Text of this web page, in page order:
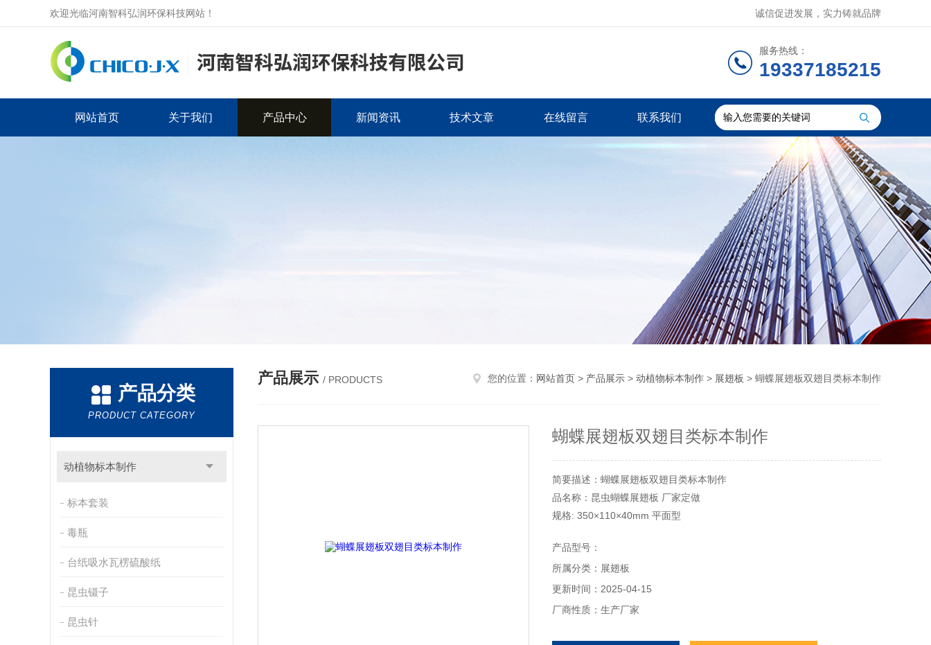
欢迎光临河南智科弘润环保科技网站！ 诚信促进发展，实力铸就品牌
服务热线：
19337185215
网站首页 关于我们 产品中心 新闻资讯 技术文章 在线留言 联系我们
产品分类
PRODUCT CATEGORY
动植物标本制作
标本套装
毒瓶
台纸吸水瓦楞硫酸纸
昆虫镊子
昆虫针
产品展示 / PRODUCTS 您的位置： 网站首页 > 产品展示 > 动植物标本制作 > 展翅板 > 蝴蝶展翅板双翅目类标本制作
蝴蝶展翅板双翅目类标本制作
简要描述：蝴蝶展翅板双翅目类标本制作
品名称：昆虫蝴蝶展翅板 厂家定做
规格: 350×110×40mm 平面型
产品型号：
所属分类：展翅板
更新时间：2025-04-15
厂商性质：生产厂家